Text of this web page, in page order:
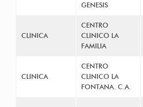
GENESIS
CLINICA
CENTRO
CLINICO LA
FAMILIA
CLINICA
CENTRO
CLINICO LA
FONTANA. C.A.